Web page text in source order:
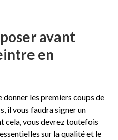
avant
en
les premiers coups de
il vous faudra signer un
cela, vous devrez toutefois
sur la qualité et le